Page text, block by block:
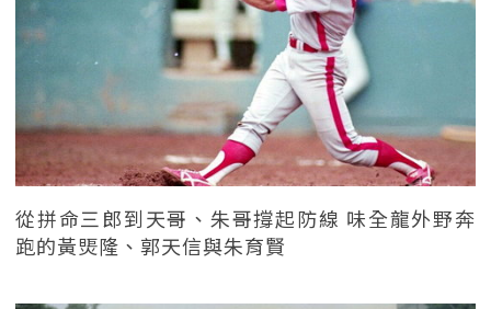
從拼命三郎到天哥、朱哥撐起防線 味全龍外野奔
跑的黃煚隆、郭天信與朱育賢